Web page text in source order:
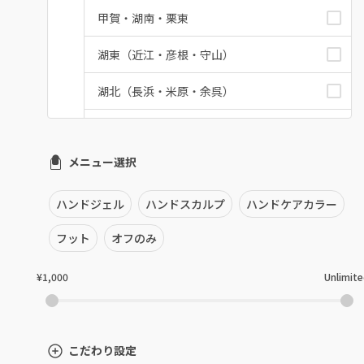
甲賀・湖南・栗東
湖東（近江・彦根・守山）
湖北（長浜・米原・余呉）
滋賀県その他
メニュー選択
ハンドジェル ハンドスカルプ ハンドケアカラー
フット オフのみ
¥1,000
こだわり設定